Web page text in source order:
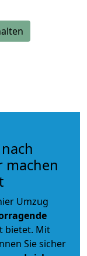
machen
Umzug
bietet. Mit
Sie sicher